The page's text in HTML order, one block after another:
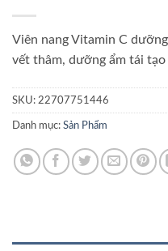
Viên nang Vitamin C
vết thâm, dưỡng ẩm tái
SKU: 22707751446
Danh mục: Sản Phẩm